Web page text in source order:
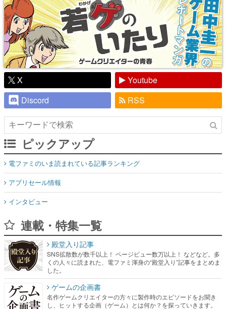
X
Youtube
Discord
RSS
ピックアップ
電ファミのいま読まれている記事ランキング
アプリセール情報
インタビュー
連載・特集一覧
くの人々に読まれた、電ファミ渾身の“殿堂入り”記事をまとめま
した。
ゲームの企画書
名作ゲームクリエイターの方々に製作時のエピソードをお聞き
し、ヒットする企画（ゲーム）とは何か？を探っていきます。
赫本
この物語を解いてはいけない。『赫本』は、〈試験問題〉の形
をした短編ホラー小説集です。